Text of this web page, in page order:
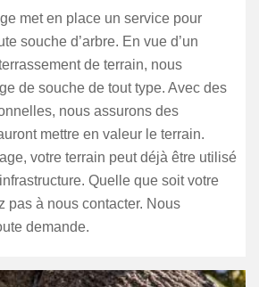
met en place un service pour
souche d’arbre. En vue d’un
de terrain, nous
de souche de tout type. Avec des
nous assurons des
mettre en valeur le terrain.
votre terrain peut déjà être utilisé
Quelle que soit votre
pas à nous contacter. Nous
demande.